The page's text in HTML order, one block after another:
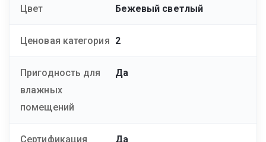
Цвет Бежевый светлый
Ценовая категория 2
Пригодность для
влажных
помещений
Да
Сертификация Да